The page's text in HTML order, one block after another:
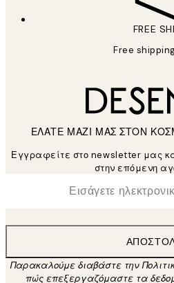
FREE
Free
ΕΛΑΤΕ ΜΑΖΙ ΜΑΣ ΣΤΟΝ
Εγγραφείτε στο newsletter μας
στην επόμενη
Ηλεκτρονική Διεύθυνση
Παρακαλούμε διαβάστε την
πώς επεξεργαζόμαστε τα